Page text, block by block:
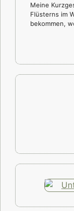
Meine
Flüsterns im
bekommen,